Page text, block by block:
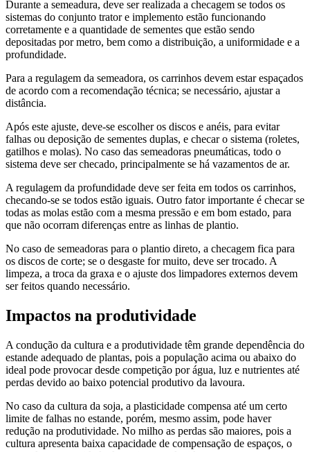
Durante a semeadura, deve ser realizada a checagem se todos os
sistemas do conjunto trator e implemento estão funcionando
corretamente e a quantidade de sementes que estão sendo
depositadas por metro, bem como a distribuição, a uniformidade e a
profundidade.
Para a regulagem da semeadora, os carrinhos devem estar espaçados
de acordo com a recomendação técnica; se necessário, ajustar a
distância.
Após este ajuste, deve-se escolher os discos e anéis, para evitar
falhas ou deposição de sementes duplas, e checar o sistema (roletes,
gatilhos e molas). No caso das semeadoras pneumáticas, todo o
sistema deve ser checado, principalmente se há vazamentos de ar.
A regulagem da profundidade deve ser feita em todos os carrinhos,
checando-se se todos estão iguais. Outro fator importante é checar se
todas as molas estão com a mesma pressão e em bom estado, para
que não ocorram diferenças entre as linhas de plantio.
No caso de semeadoras para o plantio direto, a checagem fica para
os discos de corte; se o desgaste for muito, deve ser trocado. A
limpeza, a troca da graxa e o ajuste dos limpadores externos devem
ser feitos quando necessário.
Impactos na produtividade
A condução da cultura e a produtividade têm grande dependência do
estande adequado de plantas, pois a população acima ou abaixo do
ideal pode provocar desde competição por água, luz e nutrientes até
perdas devido ao baixo potencial produtivo da lavoura.
No caso da cultura da soja, a plasticidade compensa até um certo
limite de falhas no estande, porém, mesmo assim, pode haver
redução na produtividade. No milho as perdas são maiores, pois a
cultura apresenta baixa capacidade de compensação de espaços, o